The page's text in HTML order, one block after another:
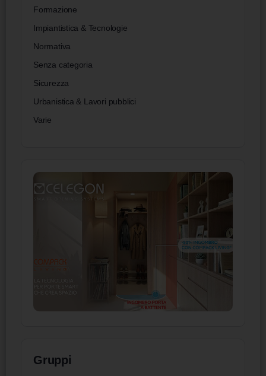
Formazione
Impiantistica & Tecnologie
Normativa
Senza categoria
Sicurezza
Urbanistica & Lavori pubblici
Varie
Gruppi